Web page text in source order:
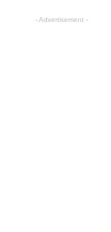
- Advertisement -